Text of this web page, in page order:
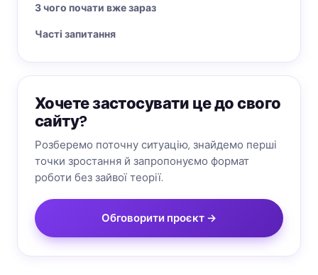
З чого почати вже зараз
Часті запитання
Хочете застосувати це до свого
сайту?
Розберемо поточну ситуацію, знайдемо перші
точки зростання й запропонуємо формат
роботи без зайвої теорії.
Обговорити проєкт →